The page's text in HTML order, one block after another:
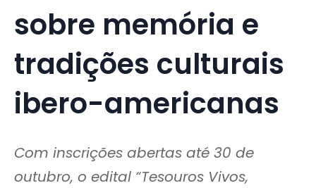
sobre memória e
tradições culturais
ibero-americanas
Com inscrições abertas até 30 de
outubro, o edital “Tesouros Vivos,